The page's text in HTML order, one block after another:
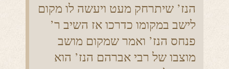
הנז’ שיתרחק מעט ויעשה לו מקום
לישב במקומו כדרכו אז השיב ר’
פנחס הנז’ ואמר שמקום מושב
מוצבו של רבי אברהם הנז’ הוא